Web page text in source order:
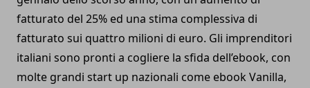
fatturato del 25% ed una stima complessiva di
fatturato sui quattro milioni di euro. Gli imprenditori
italiani sono pronti a cogliere la sfida dell’ebook, con
molte grandi start up nazionali come ebook Vanilla,